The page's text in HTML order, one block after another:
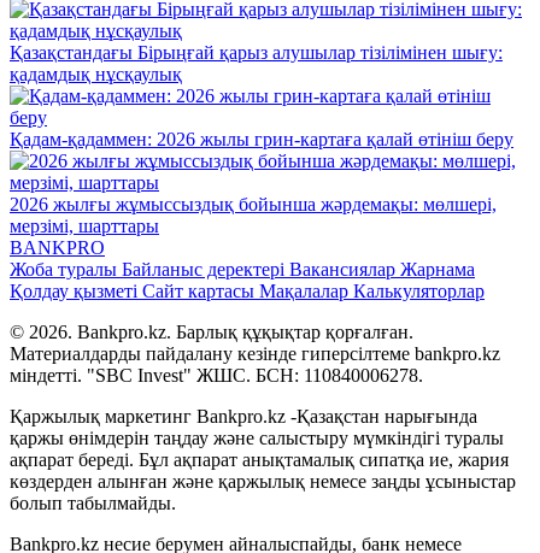
Қазақстандағы Бірыңғай қарыз алушылар тізілімінен шығу:
қадамдық нұсқаулық
Қадам-қадаммен: 2026 жылы грин-картаға қалай өтініш беру
2026 жылғы жұмыссыздық бойынша жәрдемақы: мөлшері,
мерзімі, шарттары
BANKPRO
Жоба туралы Байланыс деректері Вакансиялар Жарнама
Қолдау қызметі Сайт картасы Мақалалар Калькуляторлар
© 2026. Bankpro.kz. Барлық құқықтар қорғалған.
Материалдарды пайдалану кезінде гиперсілтеме bankpro.kz
міндетті. "SBC Invest" ЖШС. БСН: 110840006278.
Қаржылық маркетинг Bankpro.kz -Қазақстан нарығында
қаржы өнімдерін таңдау және салыстыру мүмкіндігі туралы
ақпарат береді. Бұл ақпарат анықтамалық сипатқа ие, жария
көздерден алынған және қаржылық немесе заңды ұсыныстар
болып табылмайды.
Bankpro.kz несие берумен айналыспайды, банк немесе